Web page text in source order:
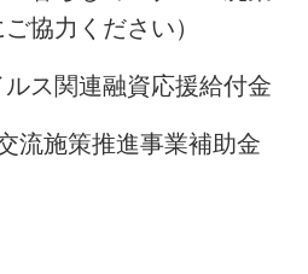
協力ください）
ス関連融資応援給付金
流施策推進事業補助金